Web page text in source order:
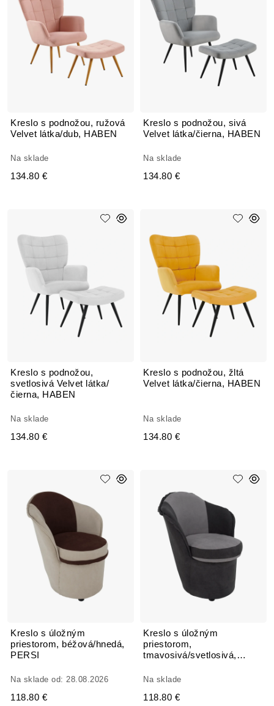
Kreslo s podnožou, ružová
Velvet látka/dub, HABEN
Na sklade
134.80 €
Kreslo s podnožou, sivá
Velvet látka/čierna, HABEN
Na sklade
134.80 €
Kreslo s podnožou,
svetlosivá Velvet látka/
čierna, HABEN
Na sklade
134.80 €
Kreslo s podnožou, žltá
Velvet látka/čierna, HABEN
Na sklade
134.80 €
Kreslo s úložným
priestorom, béžová/hnedá,
PERSI
Na sklade od: 28.08.2026
118.80 €
Kreslo s úložným
priestorom,
tmavosivá/svetlosivá,
Na sklade
118.80 €